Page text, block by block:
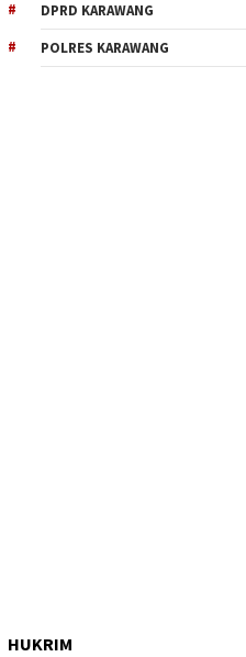
DPRD KARAWANG
POLRES KARAWANG
HUKRIM